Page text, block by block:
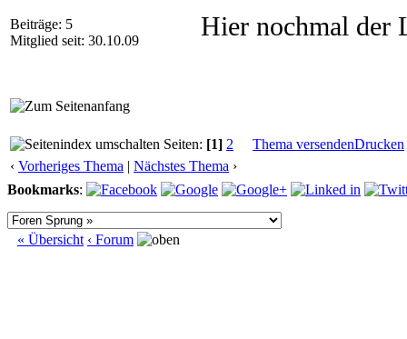
Beiträge: 5
Mitglied seit: 30.10.09
Hier nochmal der
Seiten: [1] 2 Thema versendenDrucken
‹ Vorheriges Thema | Nächstes Thema ›
Bookmarks:
« Übersicht ‹ Forum